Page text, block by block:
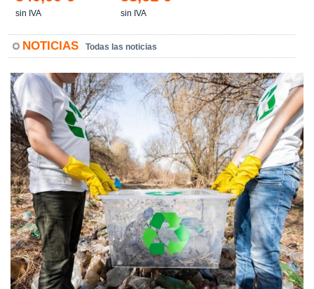
sin IVA sin IVA
NOTICIAS Todas las noticias